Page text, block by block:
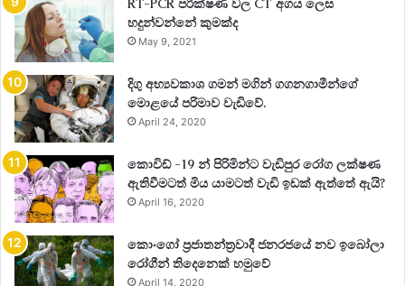
RT-PCR පරීක්ෂණ වල CT අගය ලෙස
හදුන්වන්නේ කුමක්ද
May 9, 2021
දිගු අභ්‍යවකාශ ගමන් මගින් ගගනගාමීන්ගේ
මොළයේ පරිමාව වැඩිවේ.
April 24, 2020
කොවිඩ් -19 න් පිරිමින්ට වැඩිපුර රෝග ලක්ෂණ
ඇතිවීමටත් මිය යාමටත් වැඩි ඉඩක් ඇත්තේ ඇයි?
April 16, 2020
කොංගෝ ප්‍රජාතන්ත්‍රවාදී ජනරජයේ නව ඉබෝලා
රෝගීන් තිදෙනෙක් හමුවේ
April 14, 2020